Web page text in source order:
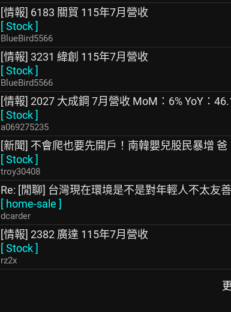
[情報] 6183 關貿 115年7月營收
[Stock]
BlueBird5566
[情報] 3231 緯創 115年7月營收
[Stock]
BlueBird5566
[情報] 2027 大成鋼 7月營收 MoM：6% YoY：
[Stock]
a069275235
[新聞] 不會爬也要先開戶！南韓嬰兒股民暴增 爸
[Stock]
troy30408
Re: [閒聊] 台灣現在環境是不是對年輕人不太友
[ home-sale ]
dcarder
[情報] 2382 廣達 115年7月營收
[Stock]
rz2x